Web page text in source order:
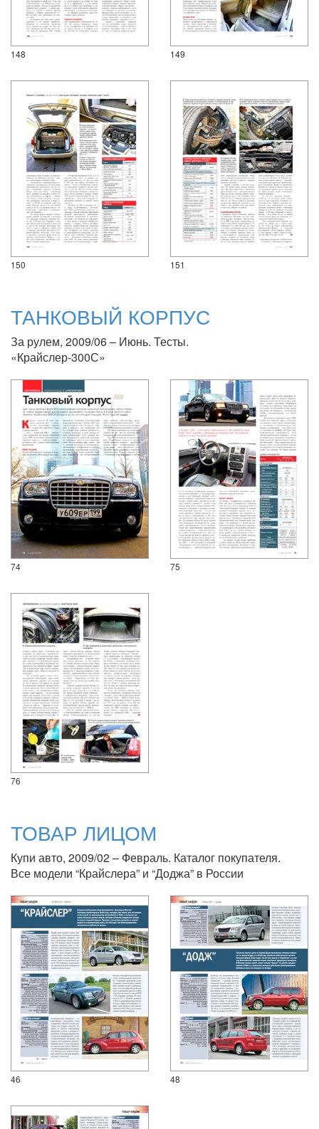
148 149
150 151
ТАНКОВЫЙ КОРПУС
За рулем, 2009/06 – Июнь. Тесты.
«Крайслер-300С»
74 75
76
ТОВАР ЛИЦОМ
Купи авто, 2009/02 – Февраль. Каталог покупателя.
Все модели “Крайслера” и “Доджа” в России
46 48